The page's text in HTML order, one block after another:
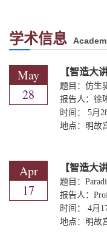
学术信息
May
28
【智造大
题目：仿生
性传感器研
报告人：徐
时间： 5月
地点：明故
Apr
17
【智造大
题目：
evelopment
报告人：
时间： 4月
地点：明故